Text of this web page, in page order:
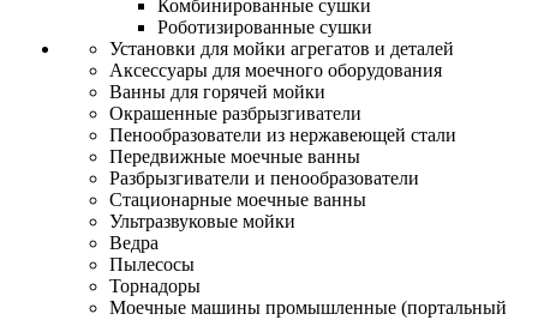
Комбинированные сушки
Роботизированные сушки
Установки для мойки агрегатов и деталей
Аксессуары для моечного оборудования
Ванны для горячей мойки
Окрашенные разбрызгиватели
Пенообразователи из нержавеющей стали
Передвижные моечные ванны
Разбрызгиватели и пенообразователи
Стационарные моечные ванны
Ультразвуковые мойки
Ведра
Пылесосы
Торнадоры
Моечные машины промышленные (портальный